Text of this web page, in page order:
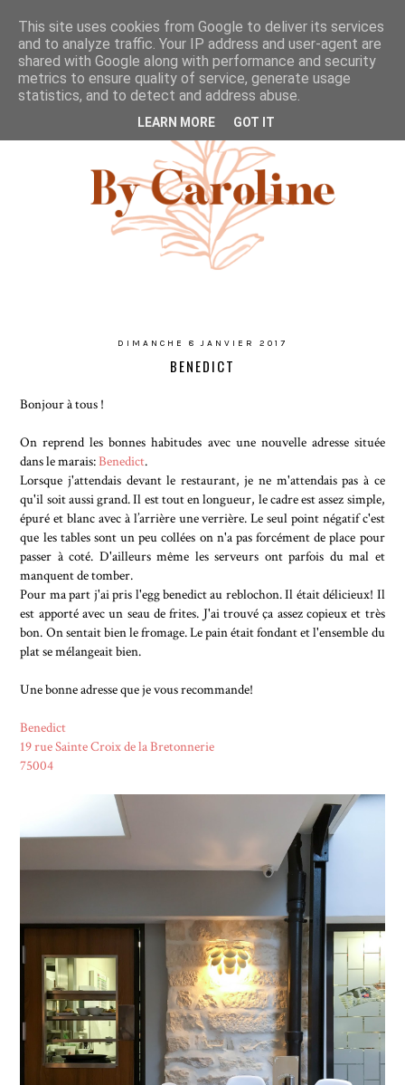
DIMANCHE 8 JANVIER 2017
BENEDICT
Bonjour à tous !
On reprend les bonnes habitudes avec une nouvelle adresse située
dans le marais:Benedict.
Lorsque j'attendais devant le restaurant, je ne m'attendais pas à ce
qu'il soit aussi grand. Il est tout en longueur, le cadre est assez simple,
épuré et blanc avec à l’arrière une verrière. Le seul point négatif c'est
que les tables sont un peu collées on n'a pas forcément de place pour
passer à coté. D'ailleurs même les serveurs ont parfois du mal et
manquent de tomber.
Pour ma part j'ai pris l'egg benedict au reblochon. Il était délicieux! Il
est apporté avec un seau de frites. J'ai trouvé ça assez copieux et très
bon. On sentait bien le fromage. Le pain était fondant et l'ensemble du
plat se mélangeait bien.
Une bonne adresse que je vous recommande!
Benedict
19 rue Sainte Croix de la Bretonnerie
75004
This site uses cookies from Google to deliver its services
and to analyze traffic. Your IP address and user-agent are
shared with Google along with performance and security
metrics to ensure quality of service, generate usage
statistics, and to detect and address abuse.
LEARN MORE GOT IT